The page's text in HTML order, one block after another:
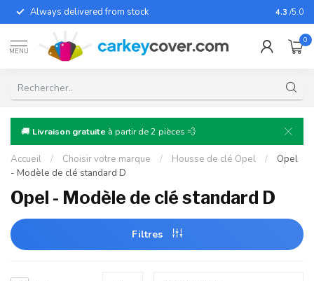
Always delivered from stock For
4.3 /5.0
MENU
0
🚚 Livraison gratuite à partir de 2 pièces 💨
Accueil / Choisir votre marque / Housse de clé Opel /
Opel
- Modèle de clé standard D
Opel - Modèle de clé standard D
Filtres